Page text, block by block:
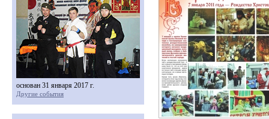
основан 31 января 2017 г.
Другие события